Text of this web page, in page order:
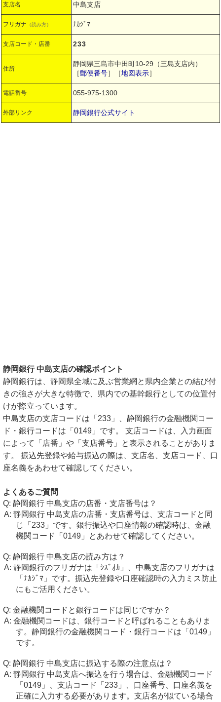
支店名 中島支店
フリガナ （読み方） ﾅｶｼﾞﾏ
支店コード・店番 233
住所
静岡県三島市中田町10-29（三島支店内）
［郵便番号］［地図表示］
電話番号 055-975-1300
外部リンク 静岡銀行公式サイト
静岡銀行 中島支店の確認ポイント
静岡銀行は、静岡県全域に及ぶ営業網と県内企業との結び付
きの強さが大きな特徴で、県内での基幹銀行としての位置付
けが際立っています。
中島支店の支店コードは「233」、静岡銀行の金融機関コー
ド・銀行コードは「0149」です。 支店コードは、入力画面
によって「店番」や「支店番号」と表示されることがありま
す。 振込先登録や給与振込の際は、支店名、支店コード、口
座名義をあわせて確認してください。
よくあるご質問
静岡銀行 中島支店の店番・支店番号は？
静岡銀行 中島支店の店番・支店番号は、支店コードと同
じ「233」です。銀行振込や口座情報の確認時は、金融
機関コード「0149」とあわせて確認してください。
静岡銀行 中島支店の読み方は？
静岡銀行のフリガナは「ｼｽﾞｵｶ」、中島支店のフリガナは
「ﾅｶｼﾞﾏ」です。振込先登録や口座確認時の入力ミス防止
にもご活用ください。
金融機関コードと銀行コードは同じですか？
金融機関コードは、銀行コードと呼ばれることもありま
す。静岡銀行の金融機関コード・銀行コードは「0149」
です。
静岡銀行 中島支店に振込する際の注意点は？
静岡銀行 中島支店へ振込を行う場合は、金融機関コード
「0149」、支店コード「233」、口座番号、口座名義を
正確に入力する必要があります。支店名が似ている場合